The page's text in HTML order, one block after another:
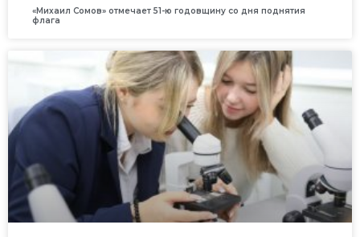
«Михаил Сомов» отмечает 51-ю годовщину со дня поднятия
флага